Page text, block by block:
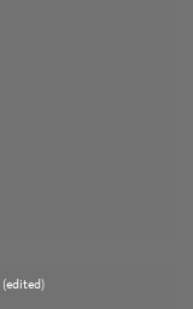
(edited)